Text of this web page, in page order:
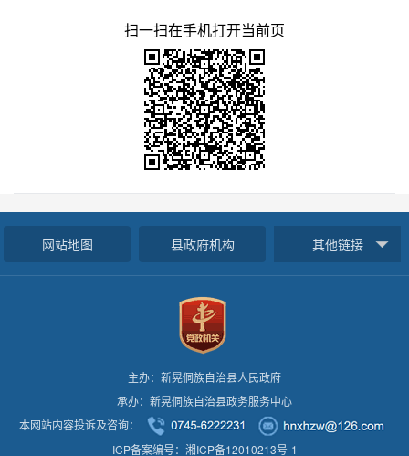
扫一扫在手机打开当前页
网站地图 县政府机构 其他链接
主办：新晃侗族自治县人民政府
承办：新晃侗族自治县政务服务中心
本网站内容投诉及咨询：
ICP备案编号：湘ICP备12010213号-1